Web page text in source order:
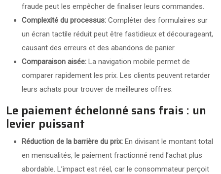
fraude peut les empêcher de finaliser leurs commandes.
Complexité du processus: Compléter des formulaires sur
un écran tactile réduit peut être fastidieux et décourageant,
causant des erreurs et des abandons de panier.
Comparaison aisée: La navigation mobile permet de
comparer rapidement les prix. Les clients peuvent retarder
leurs achats pour trouver de meilleures offres.
Le paiement échelonné sans frais : un
levier puissant
Réduction de la barrière du prix: En divisant le montant total
en mensualités, le paiement fractionné rend l’achat plus
abordable. L’impact est réel, car le consommateur perçoit